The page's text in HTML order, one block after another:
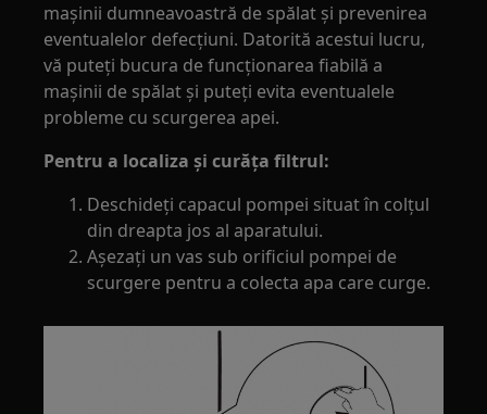
mașinii dumneavoastră de spălat și prevenirea
eventualelor defecțiuni. Datorită acestui lucru,
vă puteți bucura de funcționarea fiabilă a
mașinii de spălat și puteți evita eventualele
probleme cu scurgerea apei.
Pentru a localiza și curăța filtrul:
Deschideți capacul pompei situat în colțul
din dreapta jos al aparatului.
Așezați un vas sub orificiul pompei de
scurgere pentru a colecta apa care curge.